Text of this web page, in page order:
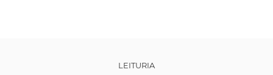
LEITURIA